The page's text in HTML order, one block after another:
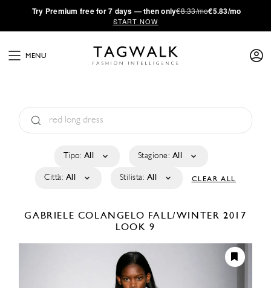
·Try Premium free for 7 days — then only€8.33/mo€5.83/mo
START NOW
MENU
Tipo: All Stagione: All
Città: All Stilista: All CLEAR ALL
GABRIELE COLANGELO FALL/WINTER 2017
LOOK 9